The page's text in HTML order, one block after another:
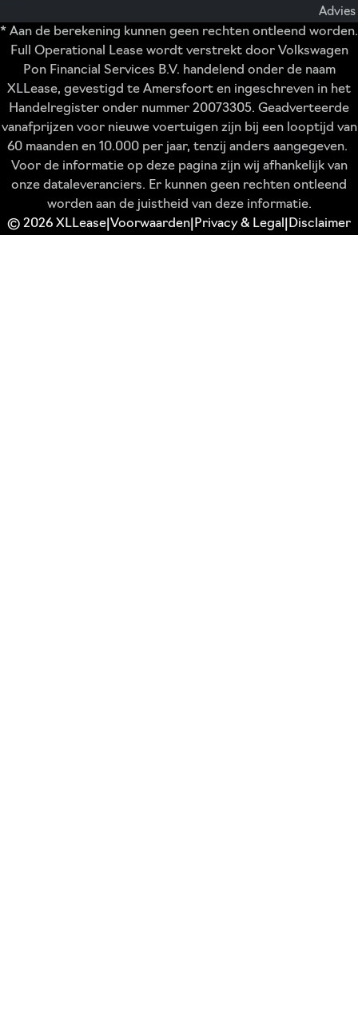
* Aan de berekening kunnen geen rechten ontleend worden.
Full Operational Lease wordt verstrekt door Volkswagen
Pon Financial Services B.V. handelend onder de naam
XLLease, gevestigd te Amersfoort en ingeschreven in het
Handelregister onder nummer 20073305. Geadverteerde
vanafprijzen voor nieuwe voertuigen zijn bij een looptijd van
60 maanden en 10.000 per jaar, tenzij anders aangegeven.
Voor de informatie op deze pagina zijn wij afhankelijk van
onze dataleveranciers. Er kunnen geen rechten ontleend
worden aan de juistheid van deze informatie.
© 2026 XLLease Voorwaarden Privacy & Legal Disclaimer